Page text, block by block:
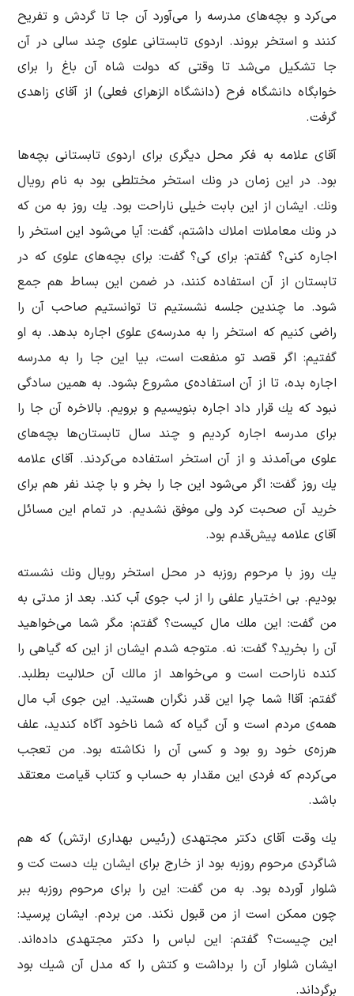
می‌كرد و بچه‌های مدرسه را می‌آورد آن جا تا گردش و تفریح
كنند و استخر بروند. اردوی تابستانی علوی چند سالی در آن
جا تشكیل می‌شد تا وقتی كه دولت شاه آن باغ را برای
خوابگاه دانشگاه فرح (دانشگاه الزهرای فعلی) از آقای زاهدی
گرفت.
آقای علامه به فكر محل دیگری برای اردوی تابستانی بچه‌ها
بود. در این زمان در ونك استخر مختلطی بود به نام رویال
ونك. ایشان از این بابت خیلی ناراحت بود. یك روز به من كه
در ونك معاملات املاك داشتم، گفت: آیا می‌شود این استخر را
اجاره كنی؟ گفتم: برای كی؟ گفت: برای بچه‌های علوی كه در
تابستان از آن استفاده كنند، در ضمن این بساط هم جمع
شود. ما چندین جلسه نشستیم تا توانستیم صاحب آن را
راضی كنیم كه استخر را به مدرسه‌ی علوی اجاره بدهد. به او
گفتیم: اگر قصد تو منفعت است، بیا این جا را به مدرسه
اجاره بده، تا از آن استفاده‌ی مشروع بشود. به همین سادگی
نبود كه یك قرار داد اجاره بنویسیم و برویم. بالاخره آن جا را
برای مدرسه اجاره كردیم و چند سال تابستان‌ها بچه‌های
علوی می‌آمدند و از آن استخر استفاده می‌كردند. آقای علامه
یك روز گفت: اگر می‌شود این جا را بخر و با چند نفر هم برای
خرید آن صحبت كرد ولی موفق نشدیم. در تمام این مسائل
آقای علامه پیش‌قدم بود.
یك روز با مرحوم روزبه در محل استخر رویال ونك نشسته
بودیم. بی اختیار علفی را از لب جوی آب كند. بعد از مدتی به
من گفت: این ملك مال كیست؟ گفتم: مگر شما می‌خواهید
آن را بخرید؟ گفت: نه. متوجه شدم ایشان از این كه گیاهی را
كنده ناراحت است و می‌خواهد از مالك آن حلالیت بطلبد.
گفتم: آقا! شما چرا این قدر نگران هستید. این جوی آب مال
همه‌ی مردم است و آن گیاه كه شما ناخود آگاه كندید، علف
هرزه‌ی خود رو بود و كسی آن را نكاشته بود. من تعجب
می‌كردم كه فردی این مقدار به حساب و كتاب قیامت معتقد
باشد.
یك وقت آقای دكتر مجتهدی (رئیس بهداری ارتش) كه هم
شاگردی مرحوم روزبه بود از خارج برای ایشان یك دست كت و
شلوار آورده بود. به من گفت: این را برای مرحوم روزبه ببر
چون ممكن است از من قبول نكند. من بردم. ایشان پرسید:
این چیست؟ گفتم: این لباس را دكتر مجتهدی داده‌اند.
ایشان شلوار آن را برداشت و كتش را كه مدل آن شیك بود
برگرداند.